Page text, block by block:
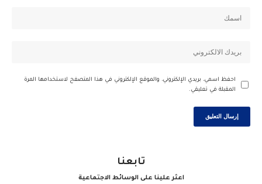
احفظ اسمي، بريدي الإلكتروني، والموقع الإلكتروني في هذا المتصفح لاستخدامها المرة
المقبلة في تعليقي.
تابعنا
اعثر علينا على الوسائط الاجتماعية